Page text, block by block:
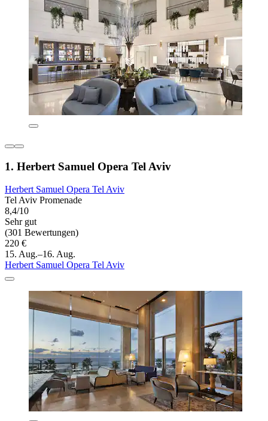
1. Herbert Samuel Opera Tel Aviv
Herbert Samuel Opera Tel Aviv
Tel Aviv Promenade
8,4/10
Sehr gut
(301 Bewertungen)
220 €
15. Aug.–16. Aug.
Herbert Samuel Opera Tel Aviv